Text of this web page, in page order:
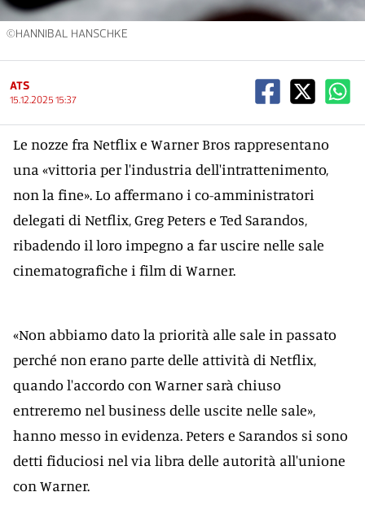
©HANNIBAL HANSCHKE
ATS
15.12.2025 15:37
Le nozze fra Netflix e Warner Bros rappresentano
una «vittoria per l'industria dell'intrattenimento,
non la fine». Lo affermano i co-amministratori
delegati di Netflix, Greg Peters e Ted Sarandos,
ribadendo il loro impegno a far uscire nelle sale
cinematografiche i film di Warner.
«Non abbiamo dato la priorità alle sale in passato
perché non erano parte delle attività di Netflix,
quando l'accordo con Warner sarà chiuso
entreremo nel business delle uscite nelle sale»,
hanno messo in evidenza. Peters e Sarandos si sono
detti fiduciosi nel via libra delle autorità all'unione
con Warner.